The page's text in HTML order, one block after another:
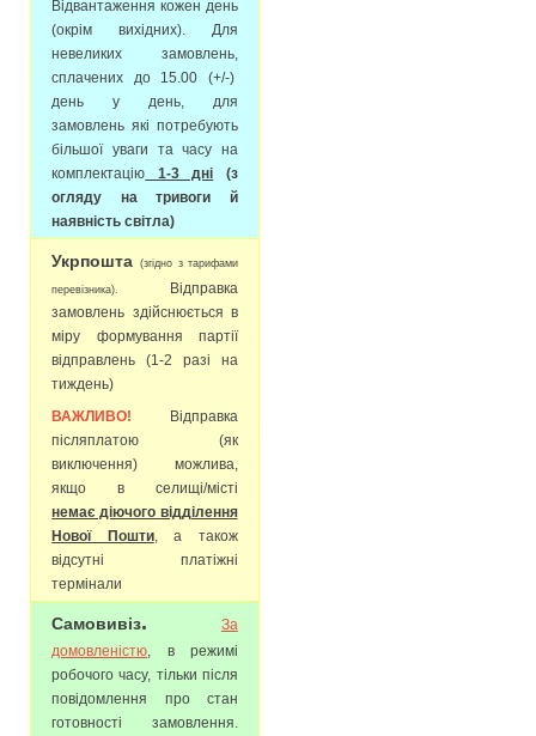
Відвантаження кожен день
(окрім вихідних). Для
невеликих замовлень,
сплачених до 15.00 (+/-)
день у день, для
замовлень які потребують
більшої уваги та часу на
комплектацію 1-3 дні (з
огляду на тривоги й
наявність світла)
Укрпошта (згідно з тарифами
перевізника).
Відправка
замовлень здійснюється в
міру формування партії
відправлень (1-2 разі на
тиждень)
ВАЖЛИВО! Відправка
післяплатою (як
виключення) можлива,
якщо в селищі/місті
немає діючого відділення
Нової Пошти, а також
відсутні платіжні
термінали
Самовивіз.
За
домовленістю , в режимі
робочого часу, тільки після
повідомлення про стан
готовності замовлення.